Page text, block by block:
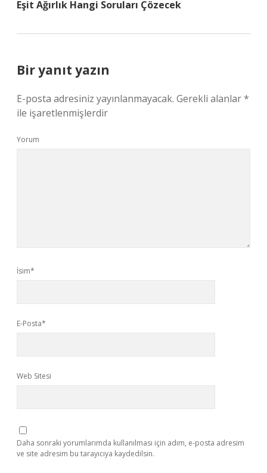
Eşit Ağırlık Hangi Soruları Çözecek
Bir yanıt yazın
E-posta adresiniz yayınlanmayacak. Gerekli alanlar*
ile işaretlenmişlerdir
Yorum
İsim*
E-Posta*
Web Sitesi
Daha sonraki yorumlarımda kullanılması için adım, e-posta adresim
ve site adresim bu tarayıcıya kaydedilsin.